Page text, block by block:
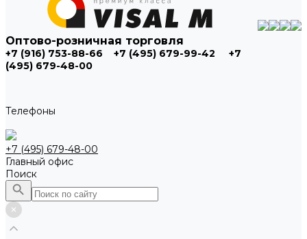
Оптово-розничная торговля
+7 (916) 753-88-66 +7 (495) 679-99-42
+7
(495) 679-48-00
Телефоны
+7 (495) 679-48-00
Главный офис
Поиск